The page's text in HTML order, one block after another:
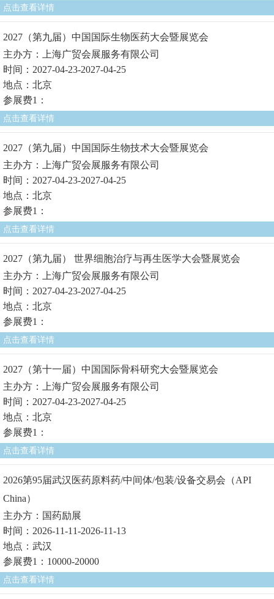
点击查看详情
2027（第九届）中国国际生物医药大会暨展览会
主办方：上海广贸会展服务有限公司
时间：2027-04-23-2027-04-25
地点：北京
参展费1：
点击查看详情
2027（第九届）中国国际生物技术大会暨展览会
主办方：上海广贸会展服务有限公司
时间：2027-04-23-2027-04-25
地点：北京
参展费1：
点击查看详情
2027（第九届） 世界细胞治疗与再生医学大会暨展览会
主办方：上海广贸会展服务有限公司
时间：2027-04-23-2027-04-25
地点：北京
参展费1：
点击查看详情
2027（第十一届）中国国际骨科研究大会暨展览会
主办方：上海广贸会展服务有限公司
时间：2027-04-23-2027-04-25
地点：北京
参展费1：
点击查看详情
2026第95届武汉医药原料药/中间体/包装/设备交易会（API
China）
主办方：国药励展
时间：2026-11-11-2026-11-13
地点：武汉
参展费1：10000-20000
点击查看详情